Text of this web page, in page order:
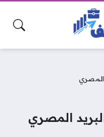
المصري
المصري